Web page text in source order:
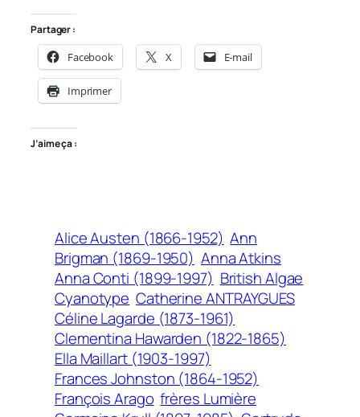
Partager :
Facebook X E-mail
Imprimer
J’aime ça :
Alice Austen (1866-1952) Ann
Brigman (1869-1950) Anna Atkins
Anna Conti (1899-1997) British Algae
Cyanotype Catherine ANTRAYGUES
Céline Lagarde (1873-1961)
Clementina Hawarden (1822-1865)
Ella Maillart (1903-1997)
Frances Johnston (1864-1952)
François Arago frères Lumière